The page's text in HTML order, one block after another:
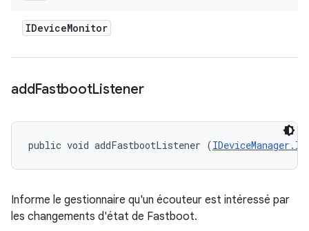
IDeviceMonitor
addFastbootListener
public void addFastbootListener (
Informe le gestionnaire qu'un écouteur est intéressé par
les changements d'état de Fastboot.